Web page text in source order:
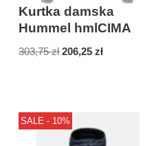
Kurtka damska
Hummel hmlCIMA
303,75zł 206,25zł
SALE - 10%